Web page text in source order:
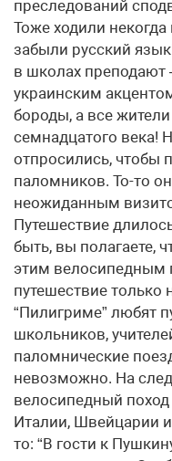
преследований
Тоже ходили
забыли русский
в школах преподают
украинским
бороды, а все
семнадцатого века!
отпросились, чтобы
паломников. То-то
неожиданным
Путешествие
быть, вы полагаете,
этим велосипедным
путешествие только
“Пилигриме” любят
школьников,
паломнические
невозможно. На
велосипедный
Италии, Швейцарии и
то: “В гости к